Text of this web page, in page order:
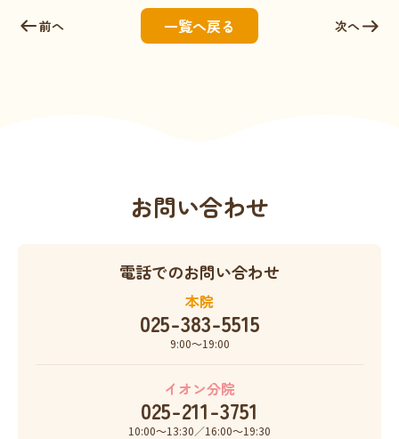
前へ 一覧へ戻る 次へ
お問い合わせ
電話でのお問い合わせ
本院
025-383-5515
9:00〜19:00
イオン分院
025-211-3751
10:00〜13:30／16:00〜19:30